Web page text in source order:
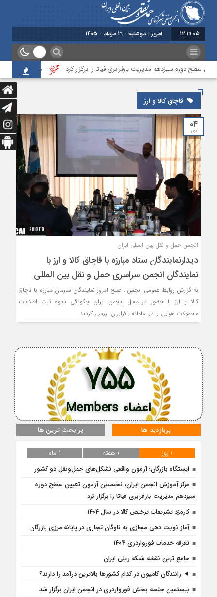
12:19:05 امروز : دوشنبه - 19 مرداد - 1405
دوره سیزدهم مدیریت بارفرابری فیاتا را برگزار کرد هشدار به دولت
قاچاق کالا و ارز
۰۴
دی
انجمن حمل و نقل بین المللی ایران
دیدارنمایندگان ستاد مبارزه با قاچاق کالا و ارز با
نمایندگان انجمن سراسری حمل و نقل بین المللی
به گزارش روابط عمومی انجمن ، صبح امروز نمایندگان سازمان مبارزه با قاچاق
کالا و ارز با حضور در محل انجمن ایران چگونگی نحوه ثبت اطلاعات
محمولات هوایی را در سامانه بافرابران بررسی کردند .
اعضاء Members
755
پربازدید ها پر بحث ترین ها
1 روز 1 هفته
1 ماه
ایستگاه بازرگان؛ آزمون واقعی تشکل‌‌های حمل‌ونقل دو کشور
مرکز آموزش انجمن ایران، نخستین آزمون تعیین سطح دوره
سیزدهم مدیریت بارفرابری فیاتا را برگزار کرد
کارمزد تشریفات ترخیص کالا در سال ۱۴۰۴
آغاز نوبت دهی مجازی به ناوگان تجاری در پایانه مرزی بازرگان
تعرفه خدمات فورواردری ۱۴۰4
جامع ترین نقشه شبکه ریلی ایران
◄ رانندگان کامیون در کدام کشورها بالاترین درآمد را دارند؟
بیستمین جلسه بخش فورواردری در انجمن ایران برگزار شد